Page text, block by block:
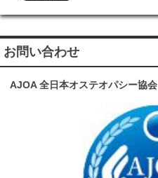
お問い合わせ
AJOA 全日本オステオパシー協会